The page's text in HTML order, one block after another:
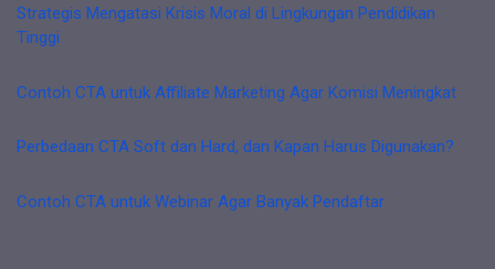
Strategis Mengatasi Krisis Moral di Lingkungan Pendidikan
Tinggi
Contoh CTA untuk Affiliate Marketing Agar Komisi Meningkat
Perbedaan CTA Soft dan Hard, dan Kapan Harus Digunakan?
Contoh CTA untuk Webinar Agar Banyak Pendaftar